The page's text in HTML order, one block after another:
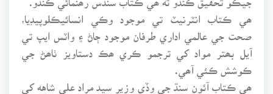
ھي ڪتاب انٽرنيٽ تي موجود وڪي انسائيڪلوپيڊيا،
صحت جي عالمي اداري طرفان موجود ڄاڻ ۽ واٽس ايپ تي
آيل بھتر مواد کي ترجمو ڪري ھڪ دستاويز ٺاھڻ جي
ڪوشش ڪئي آھي.
ھي ڪتاب آئون سنڌ جي وڏي وزير سيد مراد علي شاهه کي